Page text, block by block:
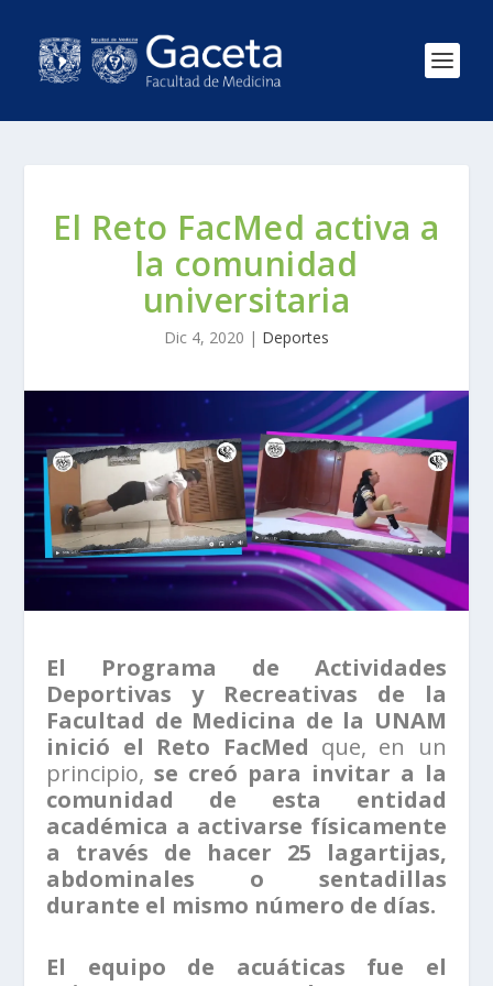
El Reto FacMed activa a
la comunidad
universitaria
Dic 4, 2020 | Deportes
El Programa de Actividades
Deportivas y Recreativas de la
Facultad de Medicina de la UNAM
inició el Reto FacMed que, en un
principio,se creó para invitar a la
comunidad de esta entidad
académica a activarse físicamente
a través de hacer 25 lagartijas,
abdominales o sentadillas
durante el mismo número de días.
El equipo de acuáticas fue el